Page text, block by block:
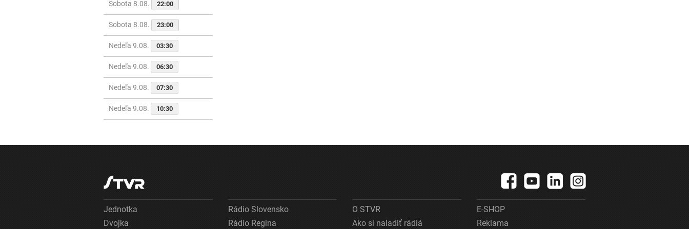
Sobota 8.08. 22:00
Sobota 8.08. 23:00
Nedeľa 9.08. 03:30
Nedeľa 9.08. 06:30
Nedeľa 9.08. 07:30
Nedeľa 9.08. 10:30
Jednotka
Dvojka
Rádio Slovensko
Rádio Regina
O STVR
Ako si naladiť rádiá
E-SHOP
Reklama